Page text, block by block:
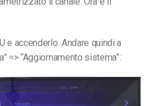
e accenderlo. Andare quindi a
=> “Aggiornamento sistema”: